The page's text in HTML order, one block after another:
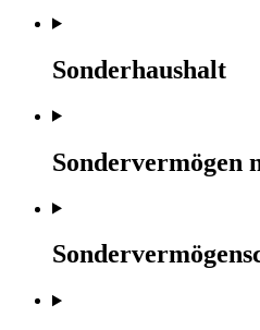
Sonderhaushalt
Sondervermögen